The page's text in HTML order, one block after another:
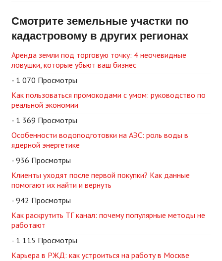
Смотрите земельные участки по
кадастровому в других регионах
Аренда земли под торговую точку: 4 неочевидные
ловушки, которые убьют ваш бизнес
- 1 070 Просмотры
Как пользоваться промокодами с умом: руководство по
реальной экономии
- 1 369 Просмотры
Особенности водоподготовки на АЭС: роль воды в
ядерной энергетике
- 936 Просмотры
Клиенты уходят после первой покупки? Как данные
помогают их найти и вернуть
- 942 Просмотры
Как раскрутить ТГ канал: почему популярные методы не
работают
- 1 115 Просмотры
Карьера в РЖД: как устроиться на работу в Москве